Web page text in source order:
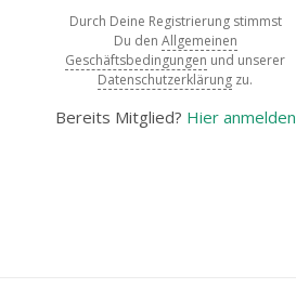
Durch Deine Registrierung stimmst
Du den Allgemeinen
Geschäftsbedingungen und unserer
Datenschutzerklärung zu.
Bereits Mitglied? Hier anmelden